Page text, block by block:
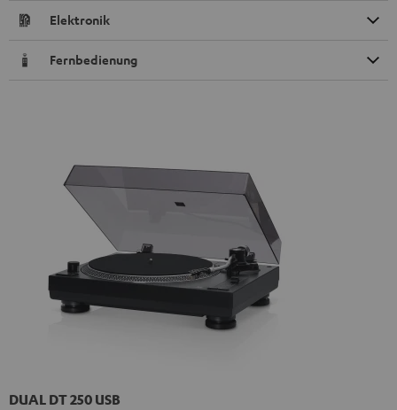
Elektronik
Fernbedienung
DUAL DT 250 USB